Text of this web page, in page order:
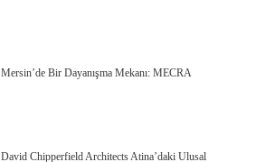
Mersin’de Bir Dayanışma Mekanı: MECRA
David Chipperfield Architects Atina’daki Ulusal